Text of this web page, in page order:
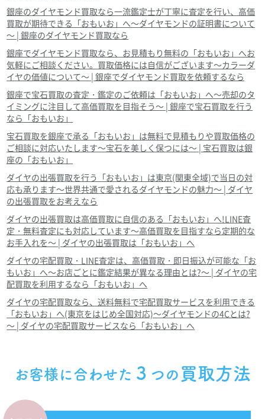
銀座のダイヤモンド買取なら一流鑑定士が丁寧に査定を行い、高価
買取が期待できる「おもいお」へ～ダイヤモンドの証明書について
～ | 銀座のダイヤモンド買取なら
銀座でダイヤモンド買取なら、お見積もり無料の「おもいお」へお
気軽にご相談ください。買取価格には自信がございます～カラーダ
イヤの価値について～ | 銀座でダイヤモンド買取を依頼するなら
銀座で宝石買取の査定・鑑定のご依頼は「おもいお」へ～売却のタ
イミングに注目して高価買取を目指そう～ | 銀座で宝石買取を行う
なら「おもいお」
宝石買取を銀座で承る「おもいお」は無料で見積もりや買取価格の
ご相談に対応いたします～宝石を美しく保つには～ | 宝石買取は銀
座の「おもいお」
ダイヤの出張買取を行う「おもいお」は東京(関東全域)で当日の対
応も承ります～世界共通で愛されるダイヤモンドの魅力～ | ダイヤ
の出張買取をお考えなら
ダイヤの出張買取は高価買取に自信のある「おもいお」へ!LINE査
定・無料査定にも対応しています～高価買取を目指すなら定期的な
お手入れを～ | ダイヤの出張買取は「おもいお」へ
ダイヤの宅配買取・LINE査定は、高価買取・即日振込が可能な「お
もいお」へ～お店ごとに鑑定結果が異なる理由とは?～ | ダイヤの宅
配買取を利用するなら「おもいお」へ
ダイヤの宅配買取なら、送料無料で宅配買取サービスを利用できる
「おもいお」へ(東京をはじめ全国対応)～ダイヤモンドの4Cとは?
～ | ダイヤの宅配買取サービスなら「おもいお」へ
お客様に合わせた ３ つの 買取方法